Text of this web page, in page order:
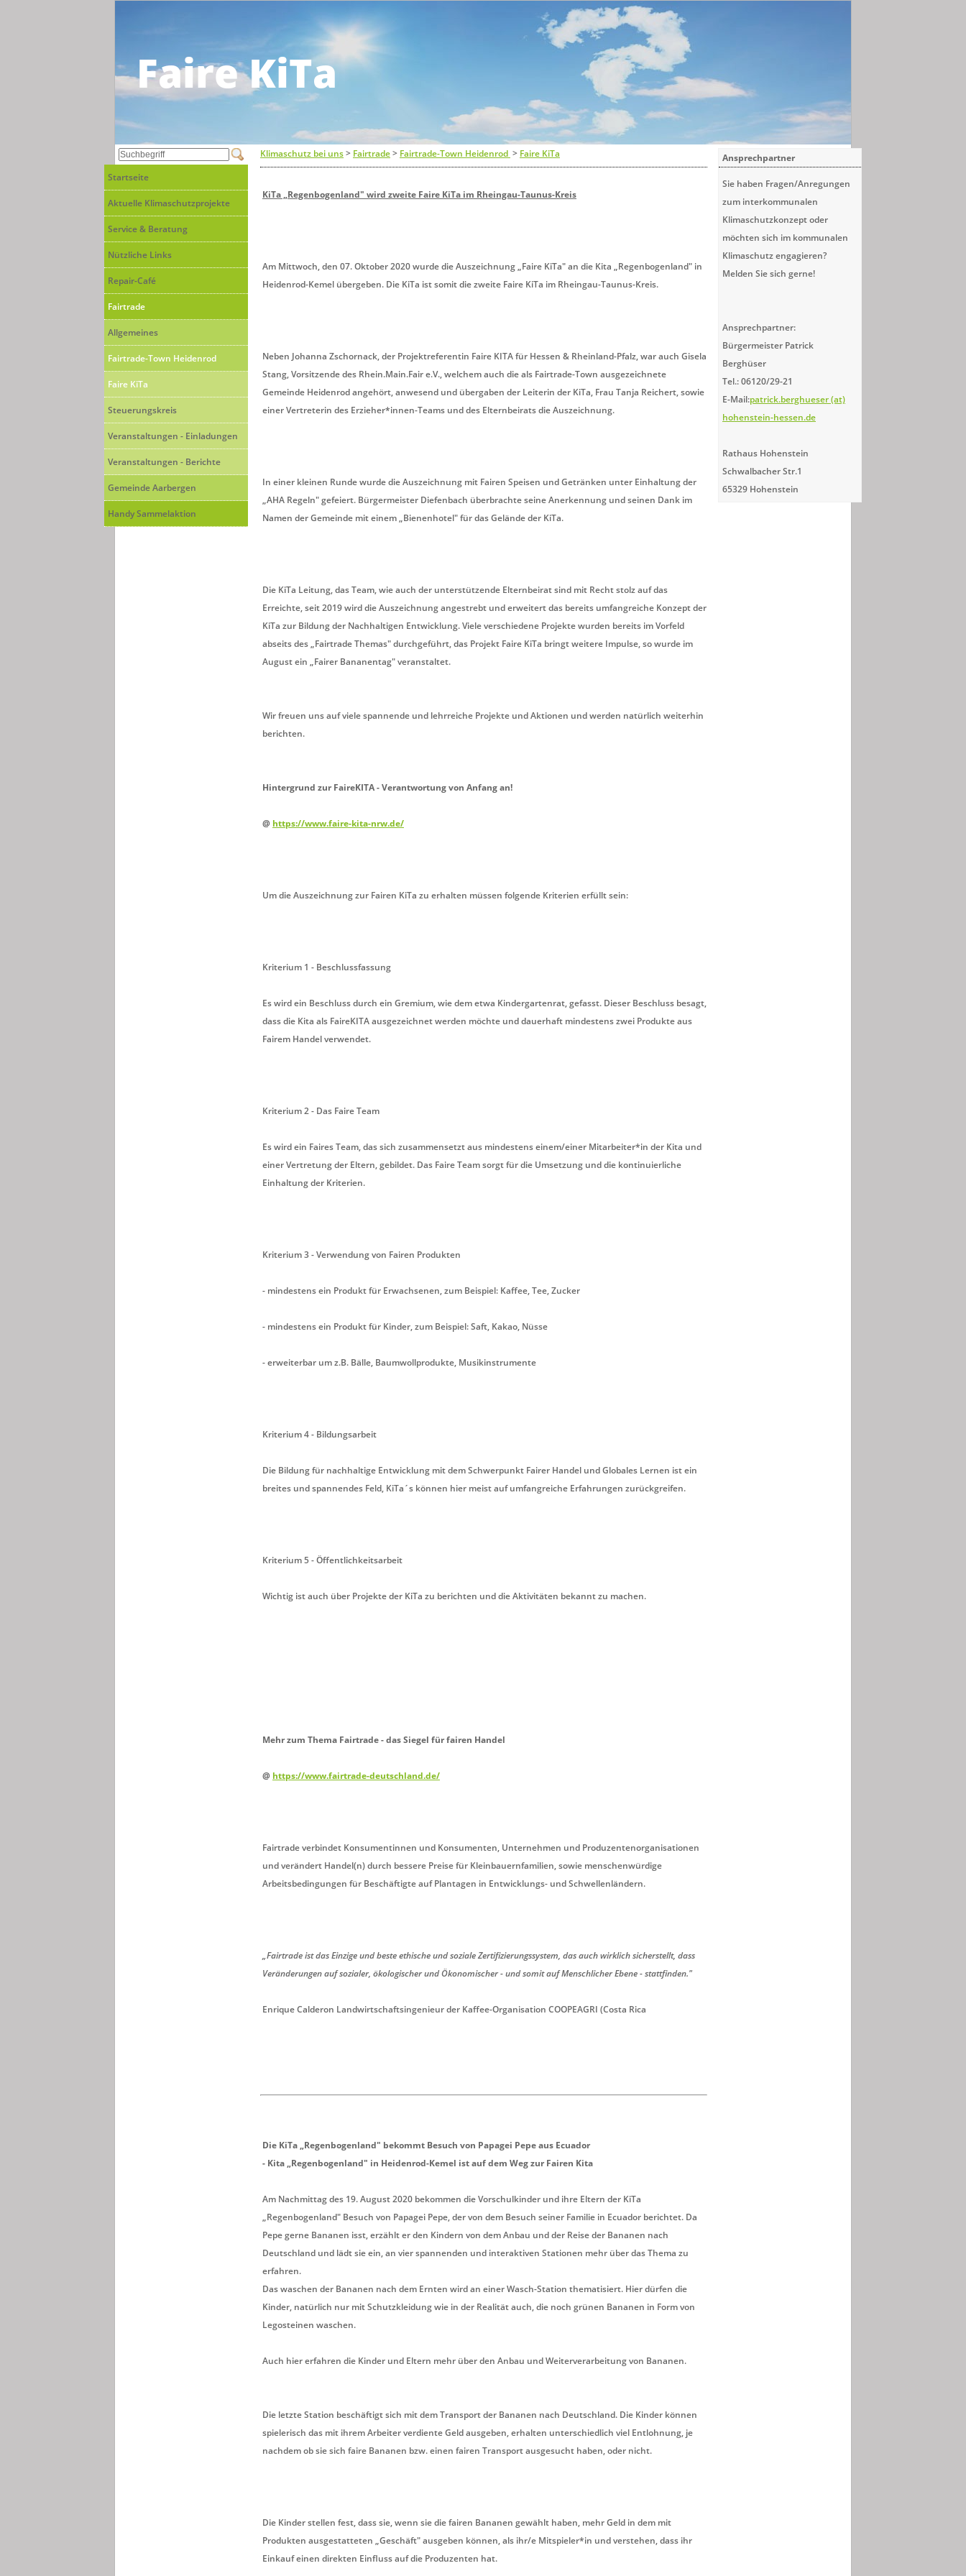
Klimaschutz bei uns> Fairtrade> Fairtrade-Town Heidenrod > Faire KiTa
KiTa „Regenbogenland" wird zweite Faire KiTa im Rheingau-Taunus-Kreis
Am Mittwoch, den 07. Oktober 2020 wurde die Auszeichnung „Faire KiTa" an die Kita „Regenbogenland" in
Heidenrod-Kemel übergeben. Die KiTa ist somit die zweite Faire KiTa im Rheingau-Taunus-Kreis.
Neben Johanna Zschornack, der Projektreferentin Faire KITA für Hessen & Rheinland-Pfalz, war auch Gisela
Stang, Vorsitzende des Rhein.Main.Fair e.V., welchem auch die als Fairtrade-Town ausgezeichnete
Gemeinde Heidenrod angehört, anwesend und übergaben der Leiterin der KiTa, Frau Tanja Reichert, sowie
einer Vertreterin des Erzieher*innen-Teams und des Elternbeirats die Auszeichnung.
In einer kleinen Runde wurde die Auszeichnung mit Fairen Speisen und Getränken unter Einhaltung der
„AHA Regeln" gefeiert. Bürgermeister Diefenbach überbrachte seine Anerkennung und seinen Dank im
Namen der Gemeinde mit einem „Bienenhotel" für das Gelände der KiTa.
Die KiTa Leitung, das Team, wie auch der unterstützende Elternbeirat sind mit Recht stolz auf das
Erreichte, seit 2019 wird die Auszeichnung angestrebt und erweitert das bereits umfangreiche Konzept der
KiTa zur Bildung der Nachhaltigen Entwicklung. Viele verschiedene Projekte wurden bereits im Vorfeld
abseits des „Fairtrade Themas" durchgeführt, das Projekt Faire KiTa bringt weitere Impulse, so wurde im
August ein „Fairer Bananentag" veranstaltet.
Wir freuen uns auf viele spannende und lehrreiche Projekte und Aktionen und werden natürlich weiterhin
berichten.
Hintergrund zur FaireKITA - Verantwortung von Anfang an!
@ https://www.faire-kita-nrw.de/
Um die Auszeichnung zur Fairen KiTa zu erhalten müssen folgende Kriterien erfüllt sein:
Kriterium 1 - Beschlussfassung
Es wird ein Beschluss durch ein Gremium, wie dem etwa Kindergartenrat, gefasst. Dieser Beschluss besagt,
dass die Kita als FaireKITA ausgezeichnet werden möchte und dauerhaft mindestens zwei Produkte aus
Fairem Handel verwendet.
Kriterium 2 - Das Faire Team
Es wird ein Faires Team, das sich zusammensetzt aus mindestens einem/einer Mitarbeiter*in der Kita und
einer Vertretung der Eltern, gebildet. Das Faire Team sorgt für die Umsetzung und die kontinuierliche
Einhaltung der Kriterien.
Kriterium 3 - Verwendung von Fairen Produkten
- mindestens ein Produkt für Erwachsenen, zum Beispiel: Kaffee, Tee, Zucker
- mindestens ein Produkt für Kinder, zum Beispiel: Saft, Kakao, Nüsse
- erweiterbar um z.B. Bälle, Baumwollprodukte, Musikinstrumente
Kriterium 4 - Bildungsarbeit
Die Bildung für nachhaltige Entwicklung mit dem Schwerpunkt Fairer Handel und Globales Lernen ist ein
breites und spannendes Feld, KiTa´s können hier meist auf umfangreiche Erfahrungen zurückgreifen.
Kriterium 5 - Öffentlichkeitsarbeit
Wichtig ist auch über Projekte der KiTa zu berichten und die Aktivitäten bekannt zu machen.
Mehr zum Thema Fairtrade - das Siegel für fairen Handel
@ https://www.fairtrade-deutschland.de/
Fairtrade verbindet Konsumentinnen und Konsumenten, Unternehmen und Produzentenorganisationen
und verändert Handel(n) durch bessere Preise für Kleinbauernfamilien, sowie menschenwürdige
Arbeitsbedingungen für Beschäftigte auf Plantagen in Entwicklungs- und Schwellenländern.
„Fairtrade ist das Einzige und beste ethische und soziale Zertifizierungssystem, das auch wirklich sicherstellt, dass
Veränderungen auf sozialer, ökologischer und Ökonomischer - und somit auf Menschlicher Ebene - stattfinden."
Enrique Calderon Landwirtschaftsingenieur der Kaffee-Organisation COOPEAGRI (Costa Rica
Die KiTa „Regenbogenland" bekommt Besuch von Papagei Pepe aus Ecuador
- Kita „Regenbogenland" in Heidenrod-Kemel ist auf dem Weg zur Fairen Kita
Am Nachmittag des 19. August 2020 bekommen die Vorschulkinder und ihre Eltern der KiTa
„Regenbogenland" Besuch von Papagei Pepe, der von dem Besuch seiner Familie in Ecuador berichtet. Da
Pepe gerne Bananen isst, erzählt er den Kindern von dem Anbau und der Reise der Bananen nach
Deutschland und lädt sie ein, an vier spannenden und interaktiven Stationen mehr über das Thema zu
erfahren.
Das waschen der Bananen nach dem Ernten wird an einer Wasch-Station thematisiert. Hier dürfen die
Kinder, natürlich nur mit Schutzkleidung wie in der Realität auch, die noch grünen Bananen in Form von
Legosteinen waschen.
Auch hier erfahren die Kinder und Eltern mehr über den Anbau und Weiterverarbeitung von Bananen.
Die letzte Station beschäftigt sich mit dem Transport der Bananen nach Deutschland. Die Kinder können
spielerisch das mit ihrem Arbeiter verdiente Geld ausgeben, erhalten unterschiedlich viel Entlohnung, je
nachdem ob sie sich faire Bananen bzw. einen fairen Transport ausgesucht haben, oder nicht.
Die Kinder stellen fest, dass sie, wenn sie die fairen Bananen gewählt haben, mehr Geld in dem mit
Produkten ausgestatteten „Geschäft" ausgeben können, als ihr/e Mitspieler*in und verstehen, dass ihr
Einkauf einen direkten Einfluss auf die Produzenten hat.
Startseite
Aktuelle Klimaschutzprojekte
Service & Beratung
Nützliche Links
Repair-Café
Fairtrade
Allgemeines
Fairtrade-Town Heidenrod
Faire KiTa
Steuerungskreis
Veranstaltungen - Einladungen
Veranstaltungen - Berichte
Gemeinde Aarbergen
Handy Sammelaktion
Ansprechpartner
Sie haben Fragen/Anregungen
zum interkommunalen
Klimaschutzkonzept oder
möchten sich im kommunalen
Klimaschutz engagieren?
Melden Sie sich gerne!
Ansprechpartner:
Bürgermeister Patrick
Berghüser
Tel.: 06120/29-21
E-Mail:patrick.berghueser (at)
hohenstein-hessen.de
Rathaus Hohenstein
Schwalbacher Str.1
65329 Hohenstein
Faire KiTa